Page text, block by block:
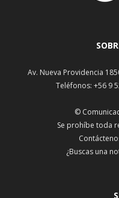
Av. Nueva Providencia
Teléfonos: +56 9
©
Se prohíbe toda
¿Buscas una